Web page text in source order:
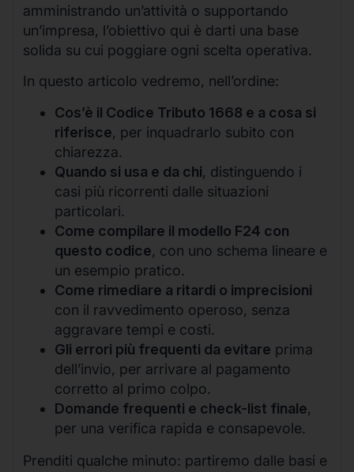
amministrando un’attività o supportando
un’impresa, l’obiettivo qui è darti una base
solida su cui poggiare ogni scelta operativa.
In questo articolo vedremo, nell’ordine:
Cos’è il Codice Tributo 1668 e a cosa si
riferisce, per inquadrarlo subito con
chiarezza.
Quando si usa e da chi, distinguendo i
casi più ricorrenti dalle situazioni
particolari.
Come compilare il modello F24 con
questo codice, con uno schema lineare e
un esempio pratico.
Come rimediare a ritardi o imprecisioni
con il ravvedimento operoso, senza
aggravare tempi e costi.
Gli errori più frequenti da evitare prima
dell’invio, per arrivare al pagamento
corretto al primo colpo.
Domande frequenti e check-list finale,
per una verifica rapida e consapevole.
Prenditi qualche minuto: partiremo dalle basi e